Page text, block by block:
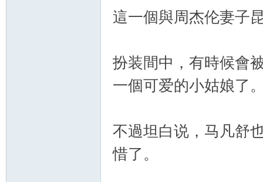
這一個與周杰伦妻子
扮装間中，有時候會
一個可爱的小姑娘了
不過坦白说，马凡舒
惜了。